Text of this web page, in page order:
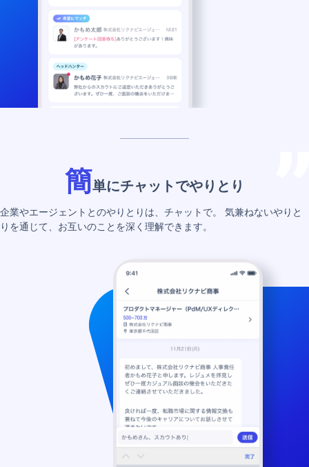
簡単にチャットでやりとり
企業やエージェントとのやりとりは、チャットで。
気兼ねないやりと
りを通じて、お互いのことを深く理解できます。